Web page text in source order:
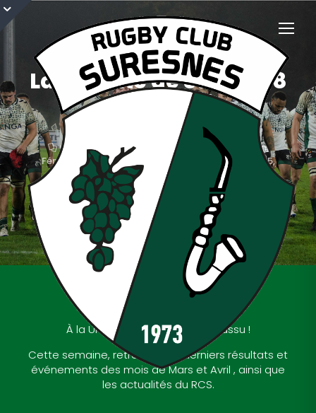
La Gazette de Sussu | 18
Avril 2025
18 avril 2025
Cadets, Ecole de Rugby En dehors du terrain,
Féminines,Juniors, Partenaires Saison 2024-2025,
Séniors
actualités, Gazette résultats RCS
À la Une dans la Gazette de Sussu !
Cette semaine, retrouvez les derniers résultats et
événements des mois de Mars et Avril , ainsi que
les actualités du RCS.